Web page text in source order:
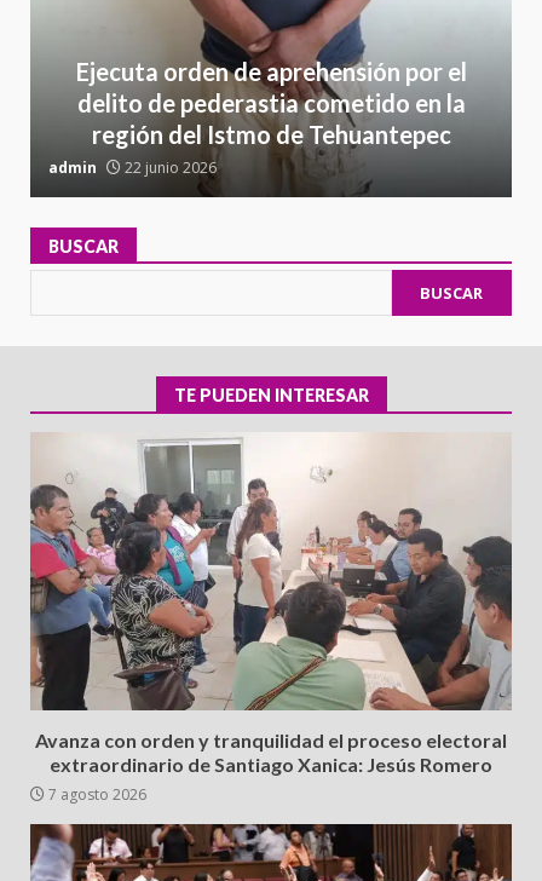
Ejecuta orden de aprehensión por el
delito de pederastia cometido en la
región del Istmo de Tehuantepec
admin 22 junio 2026
BUSCAR
BUSCAR
TE PUEDEN INTERESAR
Avanza con orden y tranquilidad el proceso electoral
extraordinario de Santiago Xanica: Jesús Romero
7 agosto 2026